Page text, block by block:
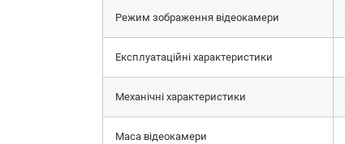
Режим зображення відеокамери
Експлуатаційні характеристики
Механічні характеристики
Маса відеокамери